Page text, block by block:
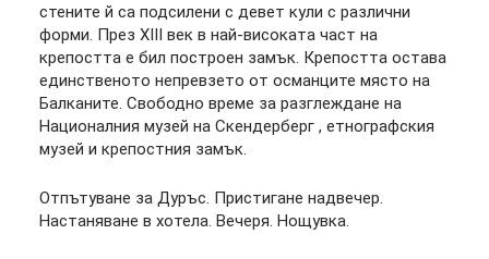
стените й са подсилени с девет кули с различни
форми. През XIII век в най-високата част на
крепостта е бил построен замък. Крепостта остава
единственото непревзето от османците място на
Балканите. Свободно време за разглеждане на
Националния музей на Скендерберг , етнографския
музей и крепостния замък.
Отпътуване за Дуръс. Пристигане надвечер.
Настаняване в хотела. Вечеря. Нощувка.